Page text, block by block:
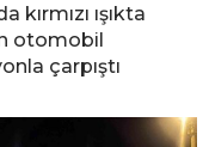
kırmızı ışıkta
otomobil
çarpıştı